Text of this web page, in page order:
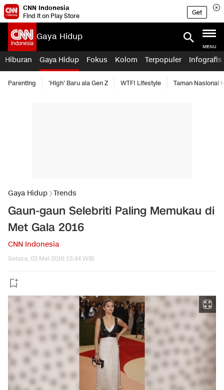
CNN Indonesia
Find it on Play Store
Get
Gaya Hidup
MENU
Hiburan Gaya Hidup Fokus Kolom Terpopuler Infografis
Parenting 'High' Baru ala Gen Z WTF! Lifestyle Taman Nasional
Gaya Hidup Trends
Gaun-gaun Selebriti Paling Memukau di
Met Gala 2016
CNN Indonesia
Selasa, 03 Mei 2016 13:44 WIB